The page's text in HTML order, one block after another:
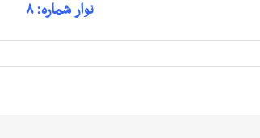
نوار شماره: ۸